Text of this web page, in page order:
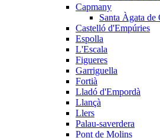
Capmany
Santa Àgata de
Castelló d'Empúries
Espolla
L'Escala
Figueres
Garriguella
Fortià
Lladó d'Empordà
Llançà
Llers
Palau-saverdera
Pont de Molins